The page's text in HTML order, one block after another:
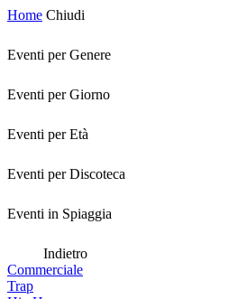
Home Chiudi
Eventi per Genere
Eventi per Giorno
Eventi per Età
Eventi per Discoteca
Eventi in Spiaggia
Indietro
Commerciale
Trap